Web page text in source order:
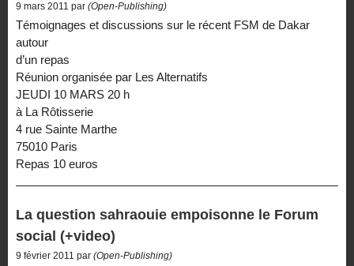
9 mars 2011 par (Open-Publishing)
Témoignages et discussions sur le récent FSM de Dakar
autour
d’un repas
Réunion organisée par Les Alternatifs
JEUDI 10 MARS 20 h
à La Rôtisserie
4 rue Sainte Marthe
75010 Paris
Repas 10 euros
La question sahraouie empoisonne le Forum
social (+video)
9 février 2011 par (Open-Publishing)